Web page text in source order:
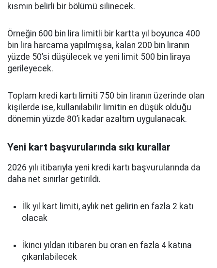
kısmın belirli bir bölümü silinecek.
Örneğin 600 bin lira limitli bir kartta yıl boyunca 400
bin lira harcama yapılmışsa, kalan 200 bin liranın
yüzde 50’si düşülecek ve yeni limit 500 bin liraya
gerileyecek.
Toplam kredi kartı limiti 750 bin liranın üzerinde olan
kişilerde ise, kullanılabilir limitin en düşük olduğu
dönemin yüzde 80’i kadar azaltım uygulanacak.
Yeni kart başvurularında sıkı kurallar
2026 yılı itibarıyla yeni kredi kartı başvurularında da
daha net sınırlar getirildi.
İlk yıl kart limiti, aylık net gelirin en fazla 2 katı
olacak
İkinci yıldan itibaren bu oran en fazla 4 katına
çıkarılabilecek